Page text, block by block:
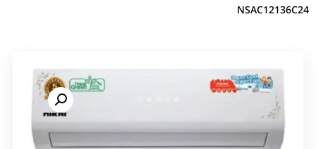
NSAC12136C24